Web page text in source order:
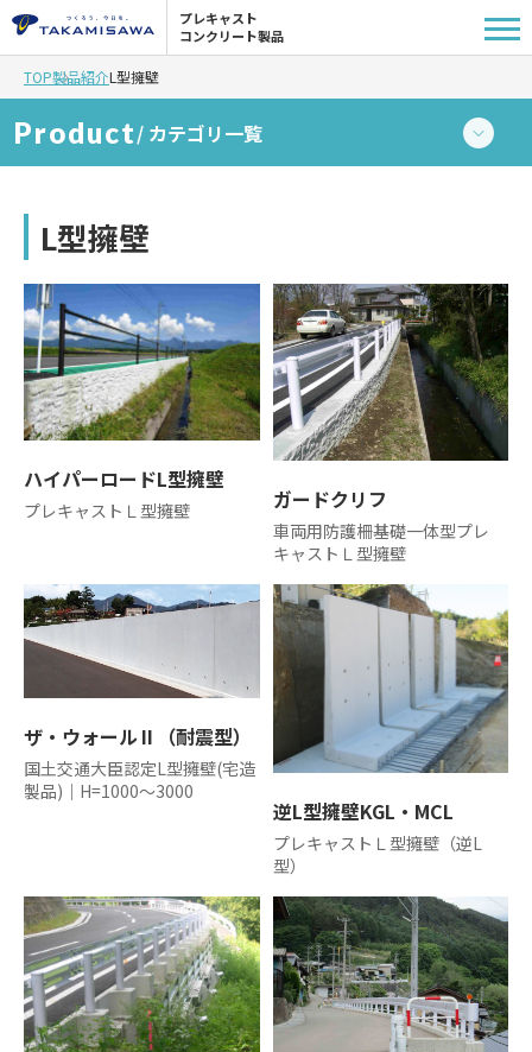
プレキャスト
コンクリート製品
TOP製品紹介L型擁壁
Product/ カテゴリ一覧
側溝
桝
縁石-L型側溝
カルバート
貯留
農業用水路
その他工法
L型擁壁
ハイパーロードL型擁壁
プレキャストＬ型擁壁 ガードクリフ
車両用防護柵基礎一体型プレ
キャストＬ型擁壁
ザ・ウォールⅡ（耐震型）
国土交通大臣認定L型擁壁(宅造
製品)｜H=1000～3000
逆L型擁壁KGL・MCL
プレキャストＬ型擁壁（逆L
型）